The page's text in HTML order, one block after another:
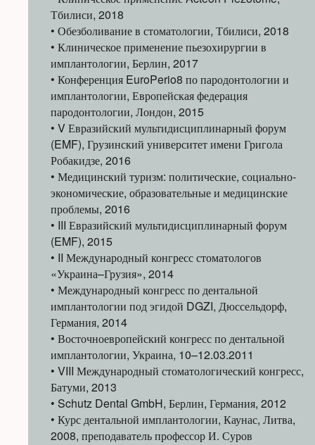
Тбилиси, 2018
• Обезболивание в стоматологии, Тбилиси, 2018
• Клиническое применение пьезохирургии в
имплантологии, Берлин, 2017
• Конференция EuroPerio8 по пародонтологии и
имплантологии, Европейская федерация
пародонтологии, Лондон, 2015
• V Евразийский мультидисциплинарный форум
(EMF), Грузинский университет имени Григола
Робакидзе, 2016
• Медицинский туризм: политические, социально-
экономические, образовательные и медицинские
проблемы, 2016
• III Евразийский мультидисциплинарный форум
(EMF), 2015
• II Международный конгресс стоматологов
«Украина–Грузия», 2014
• Международный конгресс по дентальной
имплантологии под эгидой DGZI, Дюссельдорф,
Германия, 2014
• Восточноевропейский конгресс по дентальной
имплантологии, Украина, 10–12.03.2011
• VIII Международный стоматологический конгресс,
Батуми, 2013
• Schutz Dental GmbH, Берлин, Германия, 2012
• Курс дентальной имплантологии, Каунас, Литва,
2008, преподаватель профессор И. Суров